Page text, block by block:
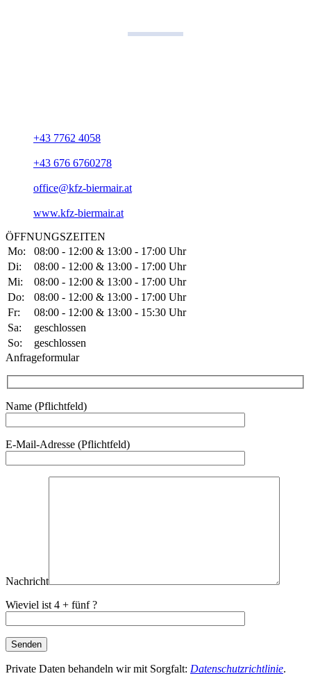
+43 7762 4058
+43 676 6760278
office@kfz-biermair.at
www.kfz-biermair.at
ÖFFNUNGSZEITEN
Mo:
08:00 - 12:00 & 13:00 - 17:00 Uhr
Di:
08:00 - 12:00 & 13:00 - 17:00 Uhr
Mi:
08:00 - 12:00 & 13:00 - 17:00 Uhr
Do:
08:00 - 12:00 & 13:00 - 17:00 Uhr
Fr:
08:00 - 12:00 & 13:00 - 15:30 Uhr
Sa:
geschlossen
So:
geschlossen
Anfrageformular
Name (Pflichtfeld)
Bitte lasse dieses Feld leer.
E-Mail-Adresse (Pflichtfeld)
Nachricht
Wieviel ist 4 + fünf ?
Private Daten behandeln wir mit Sorgfalt: Datenschutzrichtlinie.